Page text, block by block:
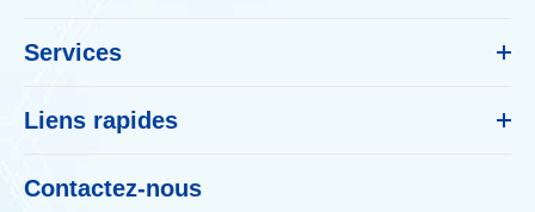
Services
Liens rapides
Contactez-nous